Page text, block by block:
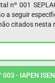
nº 001
a seguir
citados nesta
003 - IAPEN